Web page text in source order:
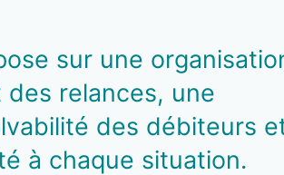
sur une
relances, une
des débiteurs
à chaque situation.